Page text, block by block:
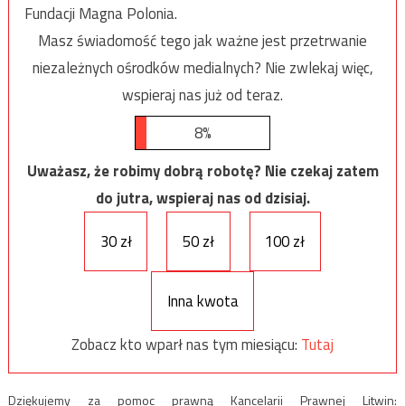
Fundacji Magna Polonia.
Masz świadomość tego jak ważne jest przetrwanie
niezależnych ośrodków medialnych? Nie zwlekaj więc,
wspieraj nas już od teraz.
8%
Uważasz, że robimy dobrą robotę? Nie czekaj zatem
do jutra, wspieraj nas od dzisiaj.
30 zł
50 zł 100 zł
Inna kwota
Zobacz kto wparł nas tym miesiącu: Tutaj
Dziękujemy za pomoc prawną Kancelarii Prawnej Litwin: